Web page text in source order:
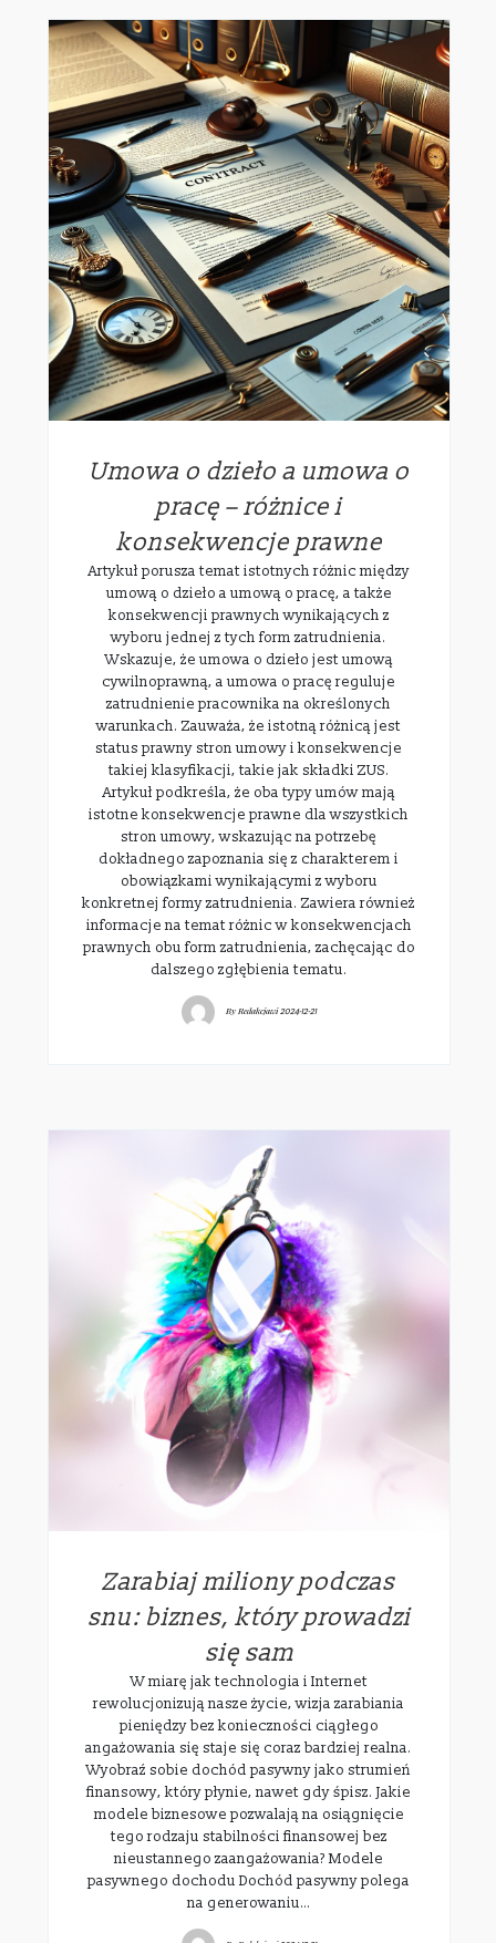
Umowa o dzieło a umowa o
pracę – różnice i
konsekwencje prawne
Artykuł porusza temat istotnych różnic między
umową o dzieło a umową o pracę, a także
konsekwencji prawnych wynikających z
wyboru jednej z tych form zatrudnienia.
Wskazuje, że umowa o dzieło jest umową
cywilnoprawną, a umowa o pracę reguluje
zatrudnienie pracownika na określonych
warunkach. Zauważa, że istotną różnicą jest
status prawny stron umowy i konsekwencje
takiej klasyfikacji, takie jak składki ZUS.
Artykuł podkreśla, że oba typy umów mają
istotne konsekwencje prawne dla wszystkich
stron umowy, wskazując na potrzebę
dokładnego zapoznania się z charakterem i
obowiązkami wynikającymi z wyboru
konkretnej formy zatrudnienia. Zawiera również
informacje na temat różnic w konsekwencjach
prawnych obu form zatrudnienia, zachęcając do
dalszego zgłębienia tematu.
ByRedakcjawi 2024-12-21
Zarabiaj miliony podczas
snu: biznes, który prowadzi
się sam
W miarę jak technologia i Internet
rewolucjonizują nasze życie, wizja zarabiania
pieniędzy bez konieczności ciągłego
angażowania się staje się coraz bardziej realna.
Wyobraź sobie dochód pasywny jako strumień
finansowy, który płynie, nawet gdy śpisz. Jakie
modele biznesowe pozwalają na osiągnięcie
tego rodzaju stabilności finansowej bez
nieustannego zaangażowania? Modele
pasywnego dochodu Dochód pasywny polega
na generowaniu…